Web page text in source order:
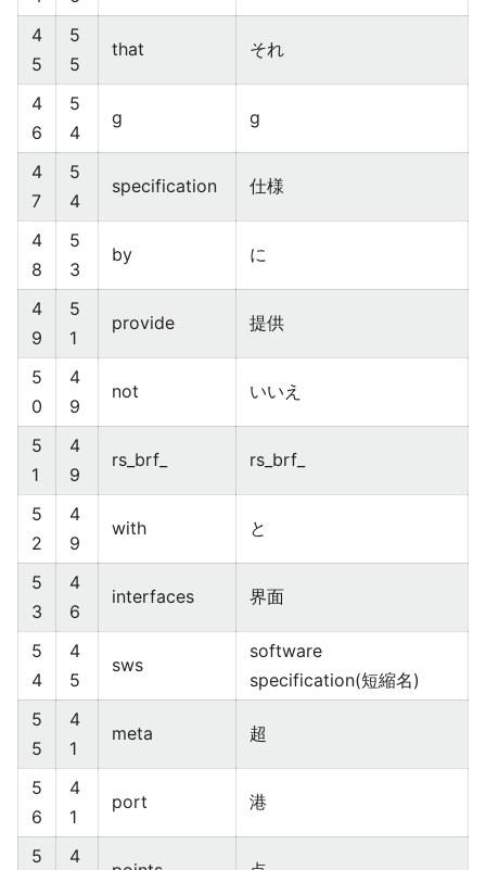
4
5
5
5
that それ
4
6
5
4
g g
4
7
5
4
specification 仕様
4
8
5
3
by に
4
9
5
1
provide 提供
5
0
4
9
not いいえ
5
1
4
9
rs_brf_ rs_brf_
5
2
4
9
with と
5
3
4
6
interfaces 界面
5
4
4
5
sws
software
specification(短縮名)
5
5
4
1
meta 超
5
6
4
1
port 港
5
4